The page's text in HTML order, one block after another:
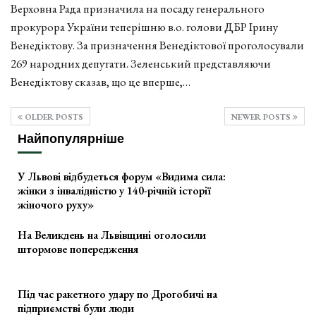
Верховна Рада призначила на посаду генерального
прокурора України теперішню в.о. голови ДБР Ірину
Венедіктову. За призначення Венедіктової проголосували
269 народних депутати. Зеленський представляючи
Венедіктову сказав, що це вперше,…
OLDER POSTS NEWER POSTS
Найпопулярніше
У Львові відбудеться форум «Видима сила:
жінки з інвалідністю у 140-річній історії
жіночого руху»
На Великдень на Львівщині оголосили
штормове попередження
Під час ракетного удару по Дрогобичі на
підприємстві були люди